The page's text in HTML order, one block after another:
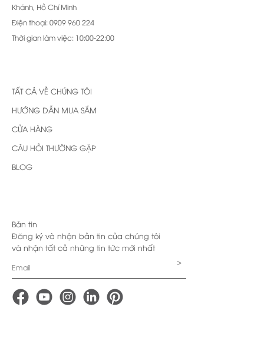
Khánh, Hồ Chí Minh
Điện thoại: 0909 960 224
Thời gian làm việc: 10:00-22:00
TẤT CẢ VỀ CHÚNG TÔI
HƯỚNG DẪN MUA SẮM
CỬA HÀNG
CÂU HỎI THƯỜNG GẶP
BLOG
Bản tin
Đăng ký và nhận bản tin của chúng tôi
và nhận tất cả những tin tức mới nhất